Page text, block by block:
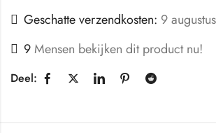
Geschatte verzendkosten: 9
9Mensen bekijken dit product nu!
Deel: